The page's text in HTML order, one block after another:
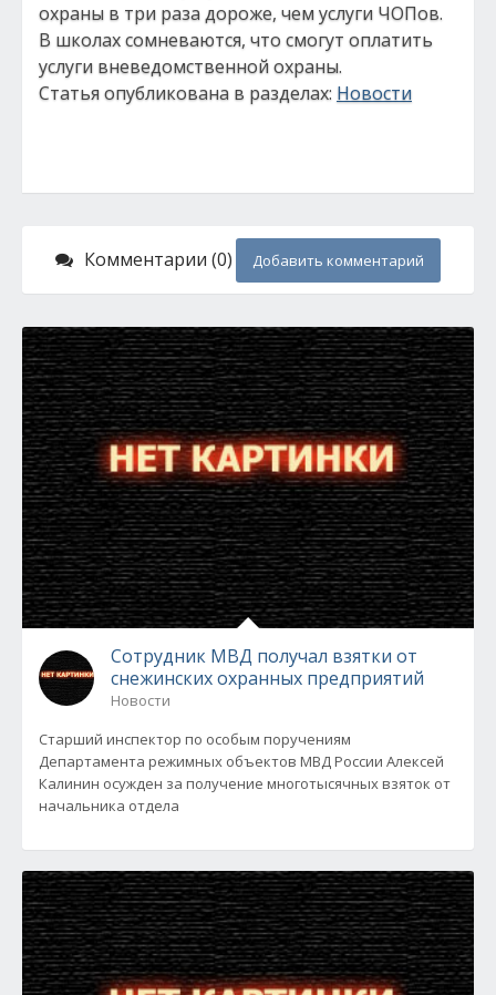
охраны в три раза дороже, чем услуги ЧОПов.
В школах сомневаются, что смогут оплатить
услуги вневедомственной охраны.
Статья опубликована в разделах: Новости
Комментарии (0) Добавить комментарий
Сотрудник МВД получал взятки от
снежинских охранных предприятий
Новости
Старший инспектор по особым поручениям
Департамента режимных объектов МВД России Алексей
Калинин осужден за получение многотысячных взяток от
начальника отдела